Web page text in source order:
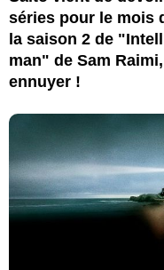
séries pour le mois
la saison 2 de
man" de Sam
ennuyer !